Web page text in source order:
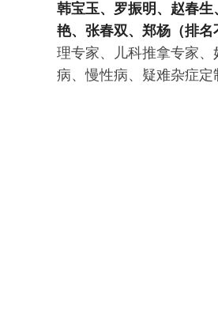
韩宝玉、罗振明、赵春
艳、张春双、郑杨（排
理专家、儿科推拿专家
病、慢性病、疑难杂症定